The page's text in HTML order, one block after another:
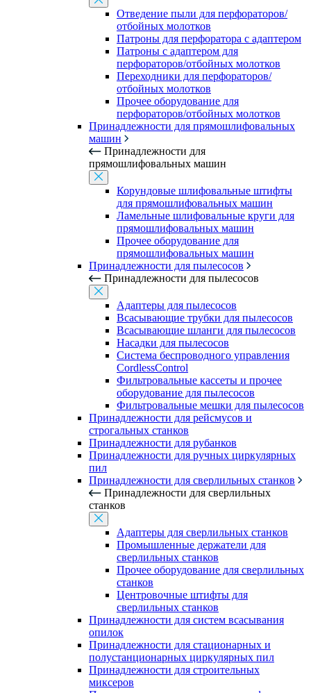
Отведение пыли для перфораторов/
отбойных молотков
Патроны для перфоратора с адаптером
Патроны с адаптером для
перфораторов/отбойных молотков
Переходники для перфораторов/
отбойных молотков
Прочее оборудование для
перфораторов/отбойных молотков
Принадлежности для прямошлифовальных
машин
Принадлежности для
прямошлифовальных машин
Корундовые шлифовальные штифты
для прямошлифовальных машин
Ламельные шлифовальные круги для
прямошлифовальных машин
Прочее оборудование для
прямошлифовальных машин
Принадлежности для пылесосов
Принадлежности для пылесосов
Адаптеры для пылесосов
Всасывающие трубки для пылесосов
Всасывающие шланги для пылесосов
Насадки для пылесосов
Система беспроводного управления
CordlessControl
Фильтровальные кассеты и прочее
оборудование для пылесосов
Фильтровальные мешки для пылесосов
Принадлежности для рейсмусов и
строгальных станков
Принадлежности для рубанков
Принадлежности для ручных циркулярных
пил
Принадлежности для сверлильных станков
Принадлежности для сверлильных
станков
Адаптеры для сверлильных станков
Промышленные держатели для
сверлильных станков
Прочее оборудование для сверлильных
станков
Центровочные штифты для
сверлильных станков
Принадлежности для систем всасывания
опилок
Принадлежности для стационарных и
полустанционарных циркулярных пил
Принадлежности для строительных
миксеров